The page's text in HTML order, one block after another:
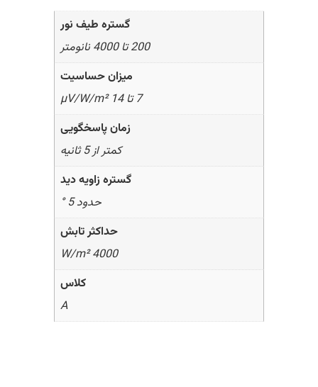
گستره طیف نور
200 تا 4000 نانومتر
میزان حساسیت
7 تا 14 µV/W/m²
زمان پاسخگویی
کمتر از 5 ثانیه
گستره زاویه دید
حدود 5 °
حداکثر تابش
4000 W/m²
کلاس
A